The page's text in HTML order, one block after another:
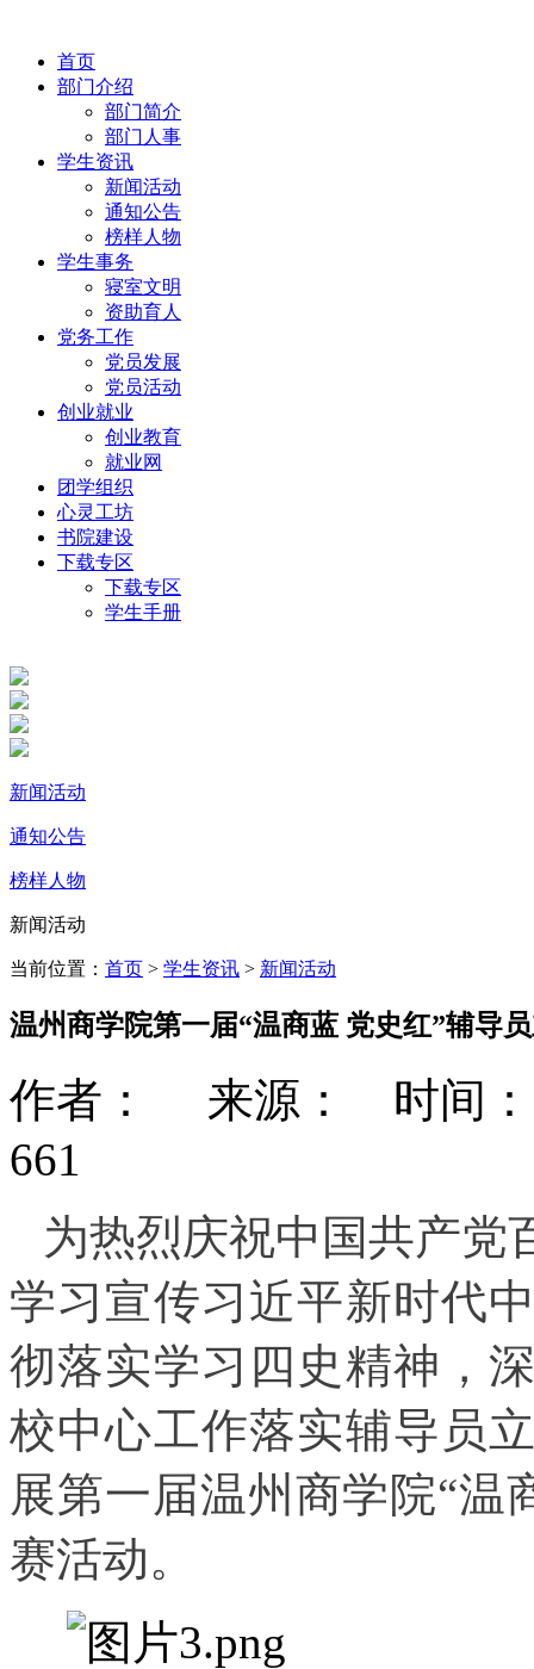
首页
部门介绍
部门简介
部门人事
学生资讯
新闻活动
通知公告
榜样人物
学生事务
寝室文明
资助育人
党务工作
党员发展
党员活动
创业就业
创业教育
就业网
团学组织
心灵工坊
书院建设
下载专区
下载专区
学生手册
新闻活动
通知公告
榜样人物
新闻活动
当前位置： 首页 > 学生资讯 > 新闻活动
温州商学院第一届“温商蓝 党史红”辅导
作者： 来源： 时间：
661
为热烈庆祝中国共产党
学习宣传习近平新时代
彻落实学习四史精神，
校中心工作落实辅导员
展第一届温州商学院“温
赛活动。